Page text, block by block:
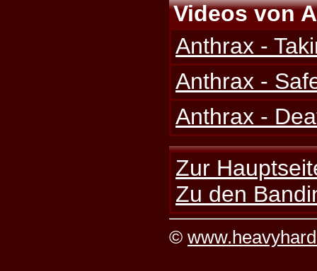
Videos von
Anthrax -
Anthrax -
Anthrax -
Zur
Zu den
©